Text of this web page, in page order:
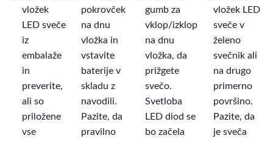
vložek
LED sveče
iz
embalaže
in
preverite,
ali so
priložene
vse
pokrovček
na dnu
vložka in
vstavite
baterije v
skladu z
navodili.
Pazite, da
pravilno
gumb za
vklop/izklop
na dnu
vložka, da
prižgete
svečo.
Svetloba
LED diod se
bo začela
vložek LED
sveče v
želeno
svečnik ali
na drugo
primerno
površino.
Pazite, da
je sveča